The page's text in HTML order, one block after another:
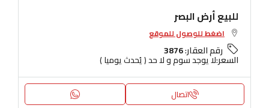
للبيع أرض البصر
اضغط للوصول للموقع
رقم العقار:3876
السعر:لا يوجد سوم و لا حد ( يُحدث يوميا )
اتصال